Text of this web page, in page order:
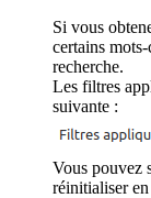
Si vous
certains
recherche.
Les filtres
suivante :
Vous pouvez
réinitialiser